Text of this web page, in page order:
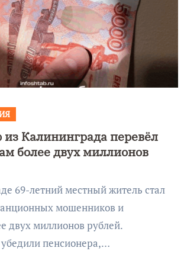
Калининграда перевёл
более двух миллионов
мошенников и
двух миллионов рублей.
пенсионера,…